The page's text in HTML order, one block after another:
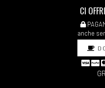
CI
anche